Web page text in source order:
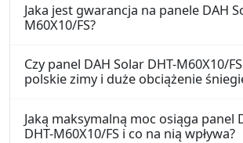
Jaka jest gwarancja na panele DAH
M60X10/FS?
Czy panel DAH Solar DHT-M60X10/
polskie zimy i duże obciążenie
Jaką maksymalną moc osiąga panel
DHT-M60X10/FS i co na nią wpływa?